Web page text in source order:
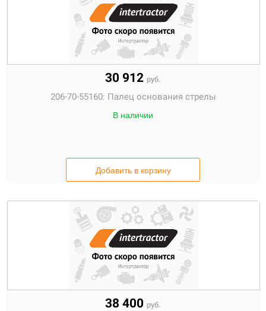
30 912 руб.
206-70-55160: Палец основания стрелы
В наличии
Добавить в корзину
38 400 руб.